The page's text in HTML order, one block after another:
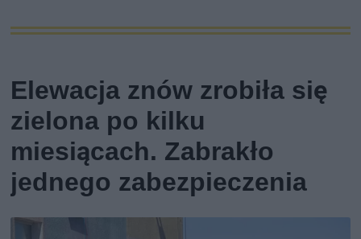
Elewacja znów zrobiła się
zielona po kilku
miesiącach. Zabrakło
jednego zabezpieczenia